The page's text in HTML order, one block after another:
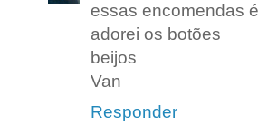
essas encomendas
adorei os botões
beijos
Van
Responder